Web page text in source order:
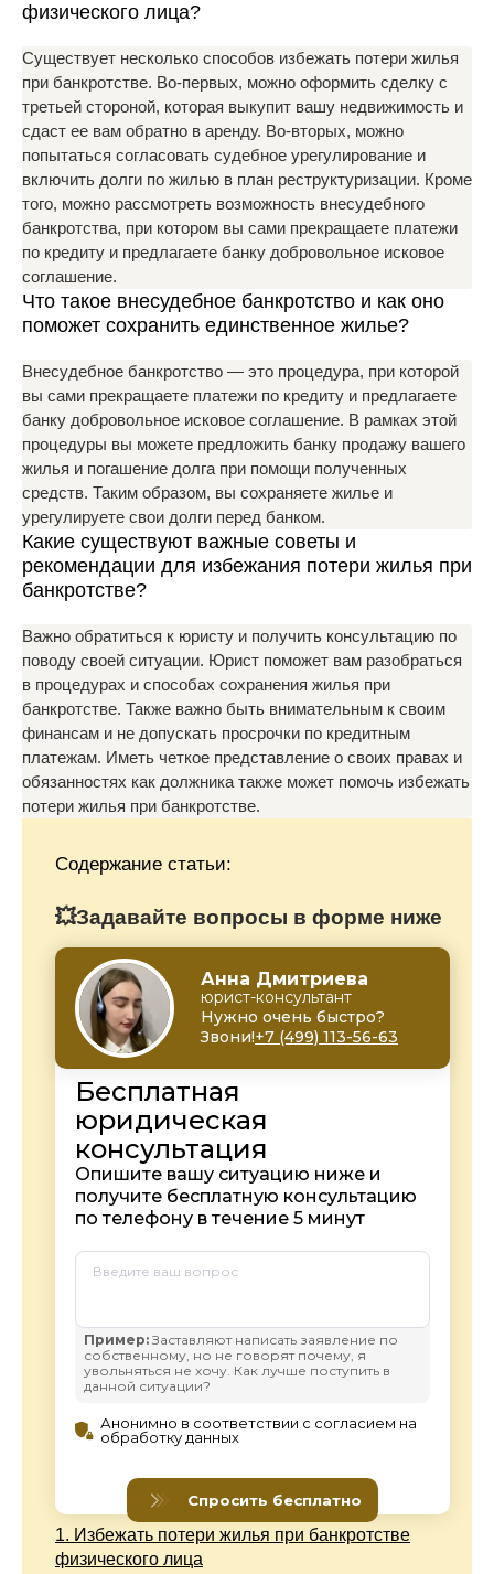
физического лица?
Существует несколько способов избежать потери жилья
при банкротстве. Во-первых, можно оформить сделку с
третьей стороной, которая выкупит вашу недвижимость и
сдаст ее вам обратно в аренду. Во-вторых, можно
попытаться согласовать судебное урегулирование и
включить долги по жилью в план реструктуризации. Кроме
того, можно рассмотреть возможность внесудебного
банкротства, при котором вы сами прекращаете платежи
по кредиту и предлагаете банку добровольное исковое
соглашение.
Что такое внесудебное банкротство и как оно
поможет сохранить единственное жилье?
Внесудебное банкротство — это процедура, при которой
вы сами прекращаете платежи по кредиту и предлагаете
банку добровольное исковое соглашение. В рамках этой
процедуры вы можете предложить банку продажу вашего
жилья и погашение долга при помощи полученных
средств. Таким образом, вы сохраняете жилье и
урегулируете свои долги перед банком.
Какие существуют важные советы и
рекомендации для избежания потери жилья при
банкротстве?
Важно обратиться к юристу и получить консультацию по
поводу своей ситуации. Юрист поможет вам разобраться
в процедурах и способах сохранения жилья при
банкротстве. Также важно быть внимательным к своим
финансам и не допускать просрочки по кредитным
платежам. Иметь четкое представление о своих правах и
обязанностях как должника также может помочь избежать
потери жилья при банкротстве.
Содержание статьи:
💥Задавайте вопросы в форме ниже
1. Избежать потери жилья при банкротстве
физического лица